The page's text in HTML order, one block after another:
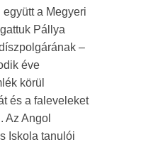
a Megyeri
Pállya
–
éve
körül
és a faleveleket
Az Angol
Iskola tanulói